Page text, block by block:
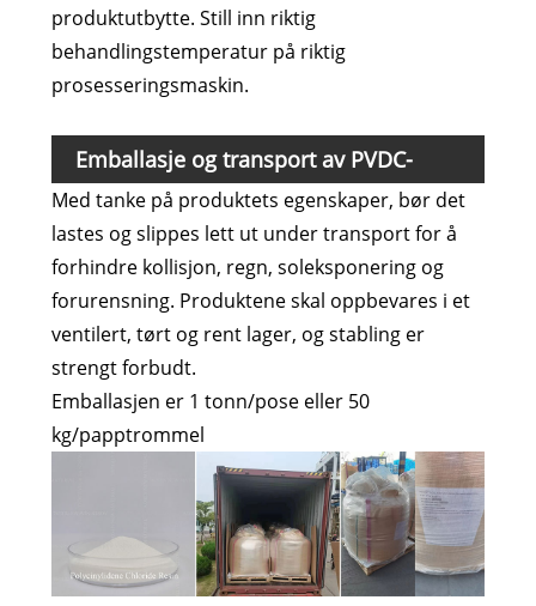
produktutbytte. Still inn riktig
behandlingstemperatur på riktig
prosesseringsmaskin.
Emballasje og transport av PVDC-
harpiks
Med tanke på produktets egenskaper, bør det
lastes og slippes lett ut under transport for å
forhindre kollisjon, regn, soleksponering og
forurensning. Produktene skal oppbevares i et
ventilert, tørt og rent lager, og stabling er
strengt forbudt.
Emballasjen er 1 tonn/pose eller 50
kg/papptrommel